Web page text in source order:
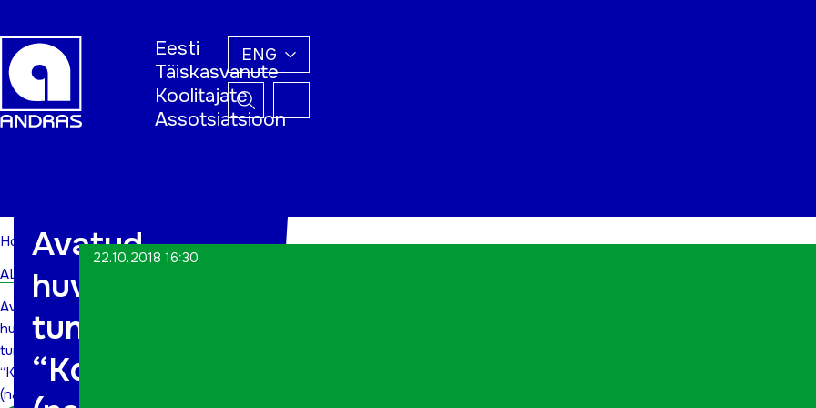
Eesti
Täiskasvanute
Koolitajate
Assotsiatsioon
ENG
Home
ALWs
Avatud
huviringi
tund:
“Kohvilähkrid”
(naisrühm)
Avatud
huviringi
tund:
“Kohvilähkrid”
22.10.2018 16:30